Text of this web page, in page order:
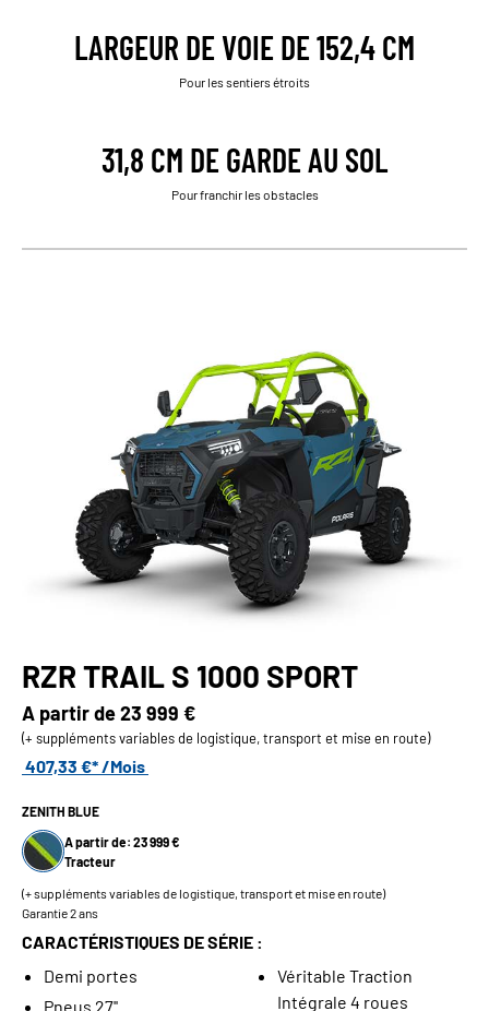
LARGEUR DE VOIE DE 152,4 CM
Pour les sentiers étroits
31,8 CM DE GARDE AU SOL
Pour franchir les obstacles
RZR TRAIL S 1000 SPORT
A partir de23 999 €
(+ suppléments variables de logistique, transport et mise en route)
407,33 €* /Mois
ZENITH BLUE
A partir de: 23 999 €
Tracteur
(+ suppléments variables de logistique, transport et mise en route)
Garantie 2 ans
CARACTÉRISTIQUES DE SÉRIE :
Demi portes
Pneus 27''
Véritable Traction
Intégrale 4 roues